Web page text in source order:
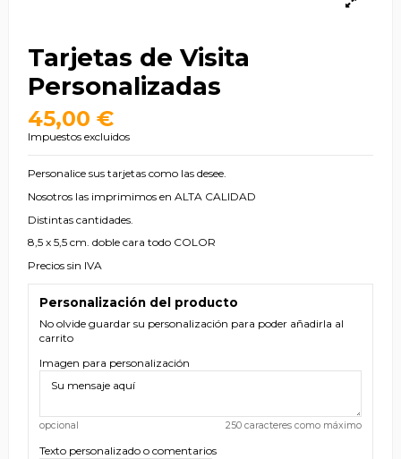
Tarjetas de Visita
Personalizadas
45,00 €
Impuestos excluidos
Personalice sus tarjetas como las desee.
Nosotros las imprimimos en ALTA CALIDAD
Distintas cantidades.
8,5 x 5,5 cm. doble cara todo COLOR
Precios sin IVA
Personalización del producto
No olvide guardar su personalización para poder añadirla al
carrito
Imagen para personalización
opcional 250 caracteres como máximo
Texto personalizado o comentarios